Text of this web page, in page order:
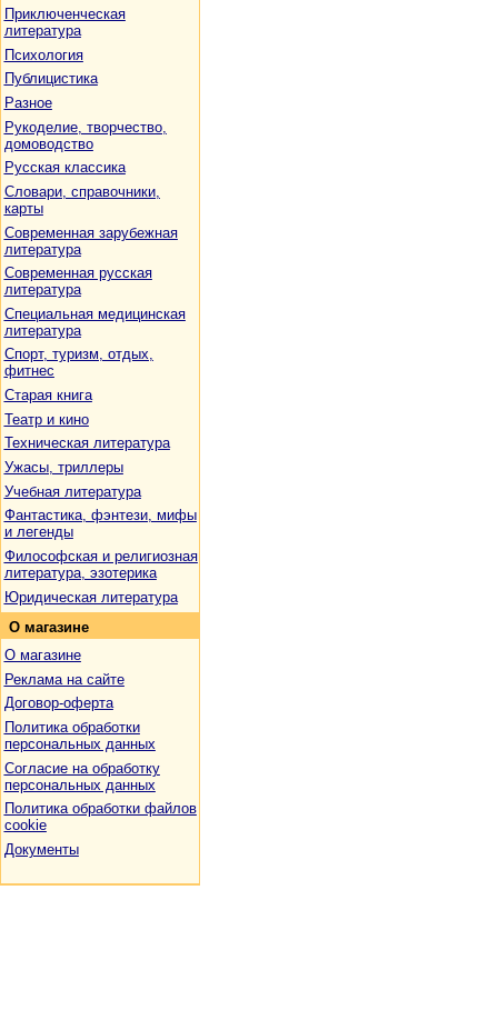
Приключенческая
литература
Психология
Публицистика
Разное
Рукоделие, творчество,
домоводство
Русская классика
Словари, справочники,
карты
Современная зарубежная
литература
Современная русская
литература
Специальная медицинская
литература
Спорт, туризм, отдых,
фитнес
Старая книга
Театр и кино
Техническая литература
Ужасы, триллеры
Учебная литература
Фантастика, фэнтези, мифы
и легенды
Философская и религиозная
литература, эзотерика
Юридическая литература
О магазине
О магазине
Реклама на сайте
Договор-оферта
Политика обработки
персональных данных
Согласие на обработку
персональных данных
Политика обработки файлов
cookie
Документы